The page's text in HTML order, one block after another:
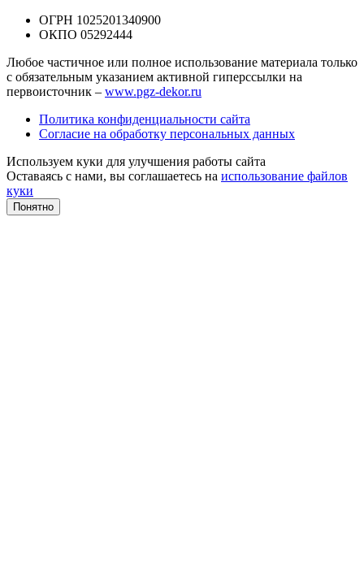
ОГРН 1025201340900
ОКПО 05292444
Любое частичное или полное использование материала только
с обязательным указанием активной гиперссылки на
первоисточник – www.pgz-dekor.ru
Политика конфиденциальности сайта
Согласие на обработку персональных данных
Используем куки для улучшения работы сайта
Оставаясь с нами, вы соглашаетесь на использование файлов
куки
Понятно